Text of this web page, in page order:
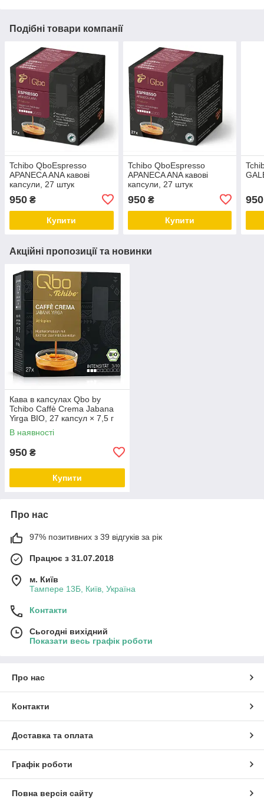
Подібні товари компанії
Tchibo QboEspresso
APANECA ANA кавові
капсули, 27 штук
950 ₴
Купити
Tchibo QboEspresso
APANECA ANA кавові
капсули, 27 штук
950₴
Купити
950
Акційні пропозиції та новинки
Кава в капсулах Qbo by
Tchibo Caffè Crema Jabana
Yirga BIO, 27 капсул × 7,5 г
(202,5 г)
В наявності
950 ₴
Купити
Про нас
97% позитивних з 39 відгуків за рік
Працює з 31.07.2018
м. Київ
Тампере 13Б, Київ, Україна
Контакти
Сьогодні вихідний
Показати весь графік роботи
Про нас
Контакти
Доставка та оплата
Графік роботи
Повна версія сайту